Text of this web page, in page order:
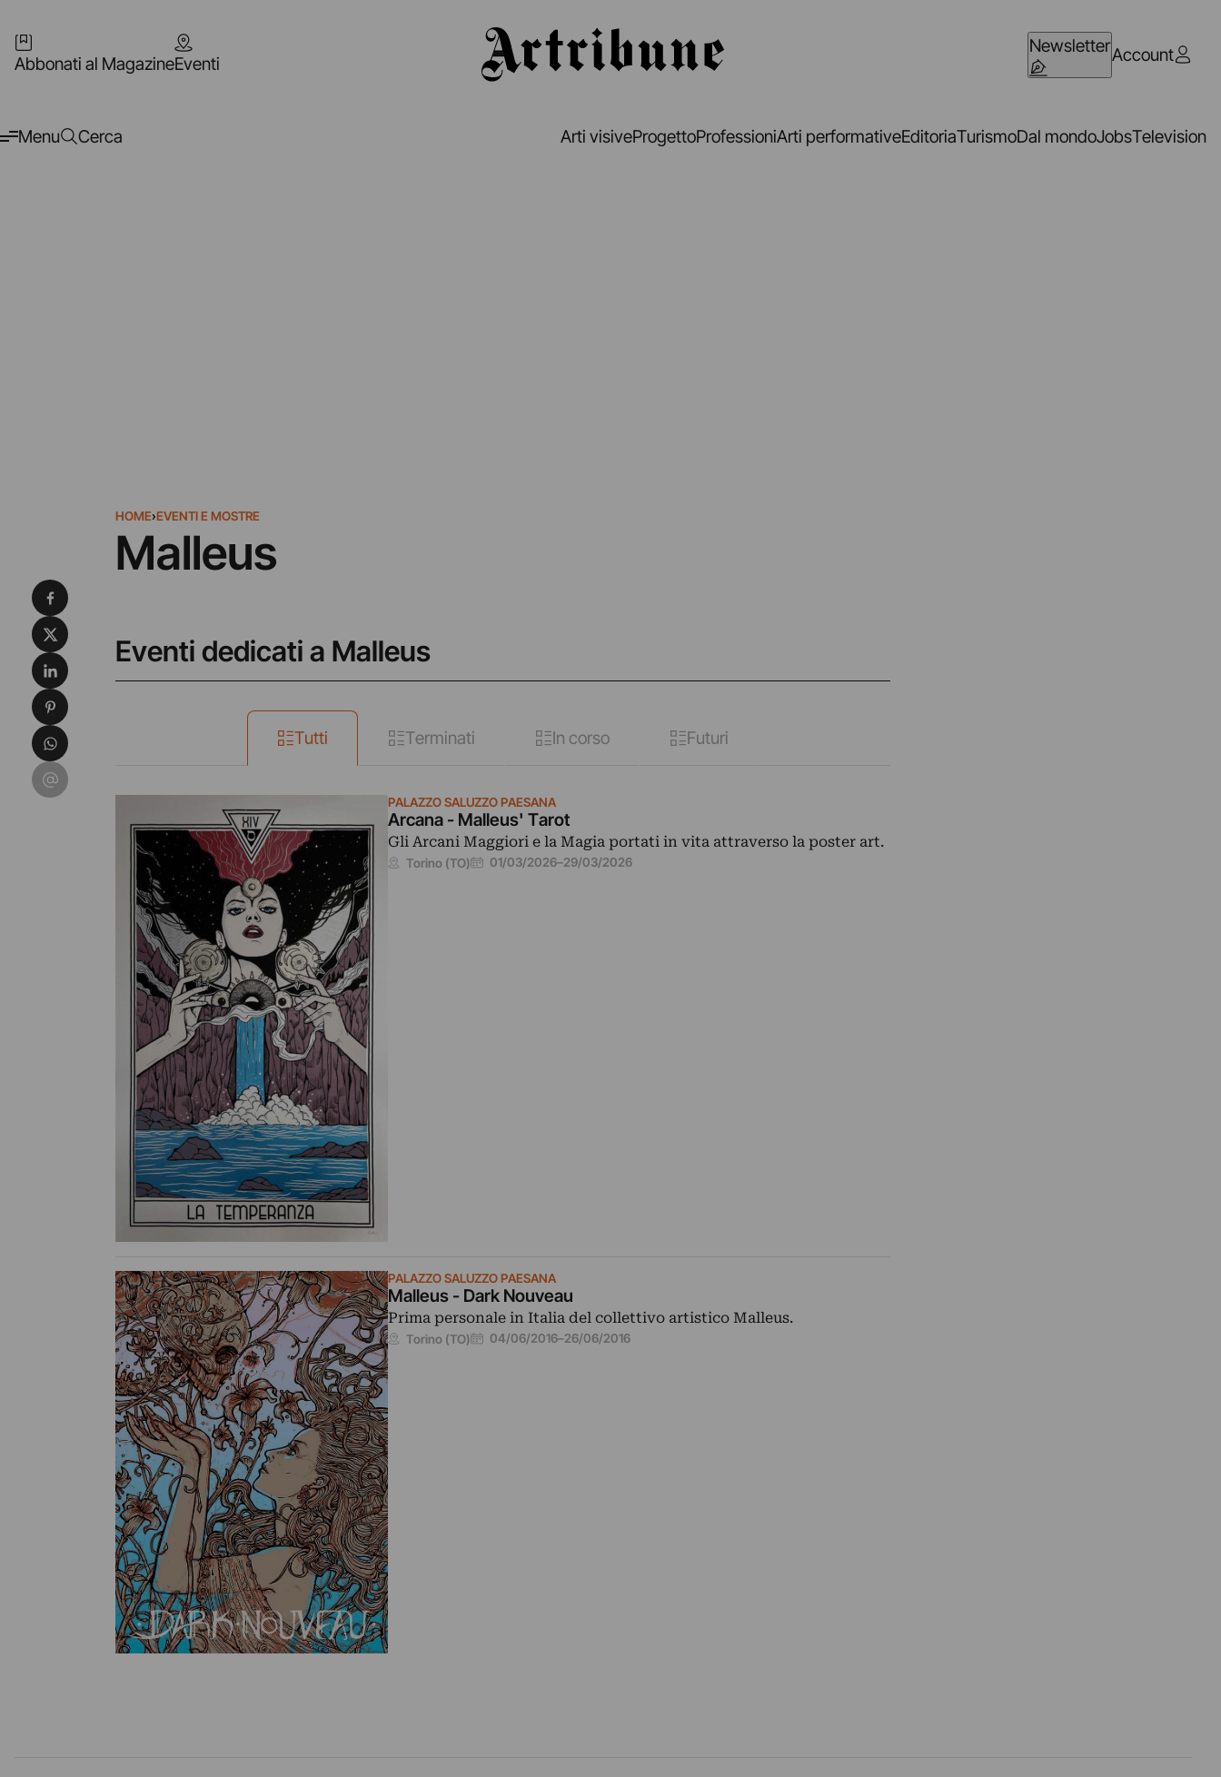
Abbonati al MagazineEventi
NewsletterAccount
Menu Cerca Arti visiveProgettoProfessioniArti performativeEditoriaTurismoDal mondoJobsTelevision
HOME›EVENTI E MOSTRE
Malleus
Eventi dedicati a Malleus
Tutti Terminati In corso Futuri
PALAZZO SALUZZO PAESANA
Arcana - Malleus' Tarot
Gli Arcani Maggiori e la Magia portati in vita attraverso la poster art.
Torino (TO) 01/03/2026–29/03/2026
PALAZZO SALUZZO PAESANA
Malleus - Dark Nouveau
Prima personale in Italia del collettivo artistico Malleus.
Torino (TO) 04/06/2016–26/06/2016
Condividi su Facebook
Condividi su X
Condividi su LinkedIn
Condividi su Pinterest
Condividi su WhatsApp
Condividi su Email